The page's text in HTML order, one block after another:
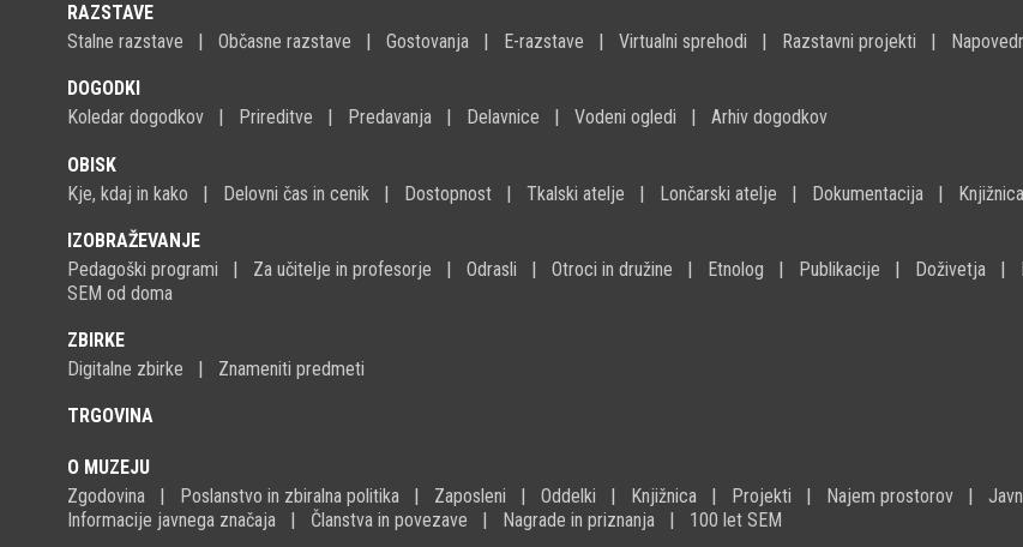
RAZSTAVE
Stalne razstave
Občasne razstave Gostovanja E-razstave Virtualni sprehodi Razstavni projekti
DOGODKI
Koledar dogodkov
Prireditve Predavanja Delavnice Vodeni ogledi Arhiv dogodkov
OBISK
Kje, kdaj in kako
Delovni čas in cenik Dostopnost Tkalski atelje Lončarski atelje Dokumentacija Knjižnica
IZOBRAŽEVANJE
Pedagoški programi
Za učitelje in profesorje Odrasli Otroci in družine Etnolog Publikacije Doživetja
SEM od doma
ZBIRKE
Digitalne zbirke
Znameniti predmeti
TRGOVINA
O MUZEJU
Zgodovina
Poslanstvo in zbiralna politika Zaposleni Oddelki Knjižnica Projekti Najem prostorov
Informacije javnega značaja
Članstva in povezave Nagrade in priznanja 100 let SEM